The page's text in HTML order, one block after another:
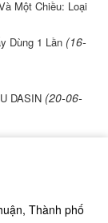
Một Chiều: Loại
Dùng 1 Lần (16-
DASIN (20-06-
Thành phố